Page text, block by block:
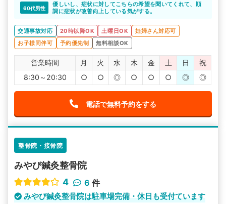
60代男性
優しいし、症状に対してこちらの希望を聞いてくれて、順
調に症状が改善向上している気がする。
交通事故対応 20時以降OK 土曜日OK
妊婦さん対応可
お子様同伴可
予約優先制 無料相談OK
営業時間 月 火 水 木 金 土 日
祝
8:30～20:30
○ ○ ◎ ○ ○ ○ ◎ ◎
電話で無料予約をする
整骨院・接骨院
みやび鍼灸整骨院
4
6 件
みやび鍼灸整骨院は駐車場完備・休日も受付ています